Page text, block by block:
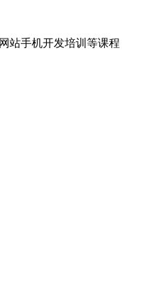
站手机开发培训等课程